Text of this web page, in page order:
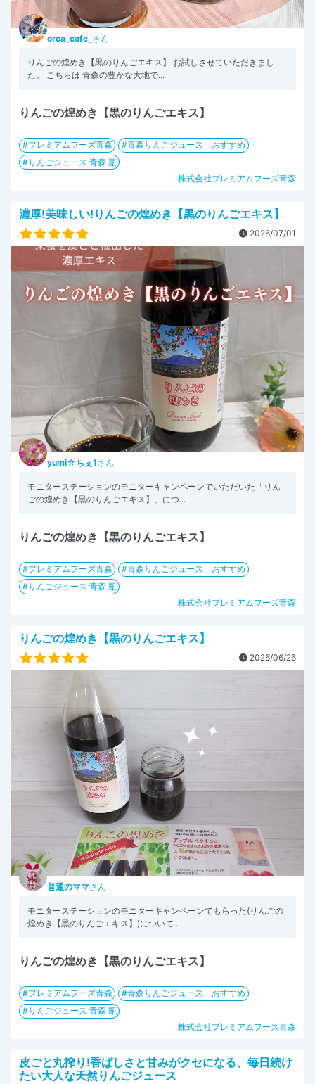
orca_cafe_ さん
りんごの煌めき【黒のりんごエキス】 お試しさせていただきまし
た。 こちらは 青森の豊かな大地で...
りんごの煌めき【黒のりんごエキス】
プレミアムフーズ青森
青森りんごジュース おすすめ
りんごジュース 青森 瓶
株式会社プレミアムフーズ青森
濃厚!美味しい!りんごの煌めき【黒のりんごエキス】
2026/07/01
yumi☆ちぇ1さん
モニターステーションのモニターキャンペーンでいただいた「りん
ごの煌めき【黒のりんごエキス】」につ...
りんごの煌めき【黒のりんごエキス】
プレミアムフーズ青森
青森りんごジュース おすすめ
りんごジュース 青森 瓶
株式会社プレミアムフーズ青森
りんごの煌めき【黒のりんごエキス】
2026/06/26
普通のママさん
モニターステーションのモニターキャンペーンでもらった(りんごの
煌めき【黒のりんごエキス】)について...
りんごの煌めき【黒のりんごエキス】
プレミアムフーズ青森
青森りんごジュース おすすめ
りんごジュース 青森 瓶
株式会社プレミアムフーズ青森
皮ごと丸搾り!香ばしさと甘みがクセになる、毎日続け
たい大人な天然りんごジュース